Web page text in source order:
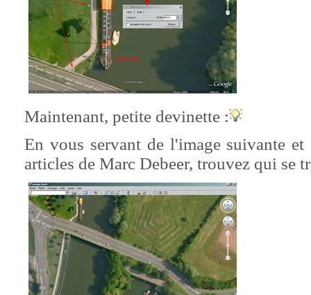
Maintenant, petite devinette :
En vous servant de l'image suivante
articles de Marc Debeer, trouvez qui se